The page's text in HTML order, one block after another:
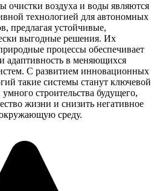
очистки воздуха и воды являются
технологией для автономных
предлагая устойчивые,
выгодные решения. Их
процессы обеспечивает
адаптивность в меняющихся
С развитием инновационных
такие системы станут ключевой
строительства будущего,
жизни и снизить негативное
окружающую среду.